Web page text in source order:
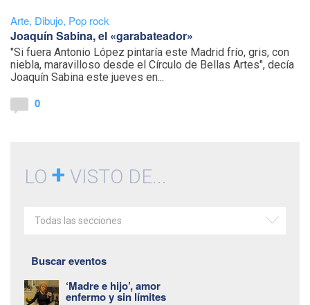
Arte, Dibujo, Pop rock
Joaquín Sabina, el «garabateador»
"Si fuera Antonio López pintaría este Madrid frío, gris, con
niebla, maravilloso desde el Círculo de Bellas Artes", decía
Joaquín Sabina este jueves en...
0
LO + VISTO DE...
Todas las secciones
Buscar eventos
‘Madre e hijo’, amor
enfermo y sin límites